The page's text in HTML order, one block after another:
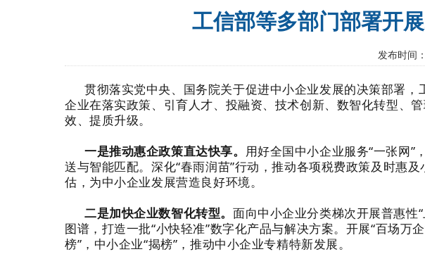
工信部等多部门部署开
发布时间
贯彻落实党中央、国务院关于促进中小企业发展的决策部署
企业在落实政策、引育人才、投融资、技术创新、数智化转型、
效、提质升级。
一是推动惠企政策直达快享。 用好全国中小企业服务“一张网
送与智能匹配。深化“春雨润苗”行动，推动各项税费政策及时惠
估，为中小企业发展营造良好环境。
二是加快企业数智化转型。 面向中小企业分类梯次开展普惠性
图谱，打造一批“小快轻准”数字化产品与解决方案。开展“百场
榜”，中小企业“揭榜”，推动中小企业专精特新发展。